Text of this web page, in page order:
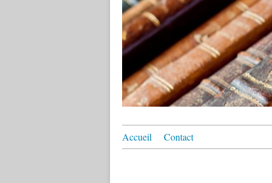
Accueil Contact